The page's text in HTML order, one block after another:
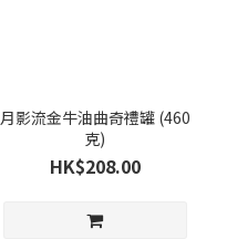
月影流金牛油曲奇禮罐 (460
克)
HK$208.00